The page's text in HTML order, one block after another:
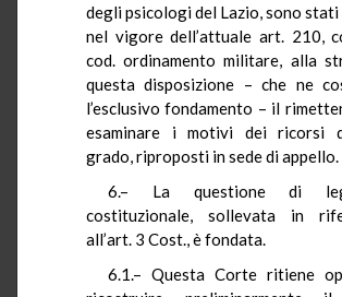
degli psicologi del Lazio, sono
nel vigore dell’attuale art. 210,
cod. ordinamento militare, alla
questa disposizione – che ne
l’esclusivo fondamento – il
esaminare i motivi dei ricorsi
grado, riproposti in sede di appello.
6.– La questione di
costituzionale, sollevata in
all’art. 3 Cost., è fondata.
6.1.– Questa Corte ritiene